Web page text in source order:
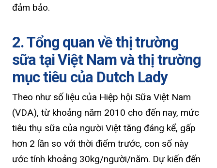
đảm bảo.
2. Tổng quan về thị trường
sữa tại Việt Nam và thị trường
mục tiêu của Dutch Lady
Theo như số liệu của Hiệp hội Sữa Việt Nam
(VDA), từ khoảng năm 2010 cho đến nay, mức
tiêu thụ sữa của người Việt tăng đáng kể, gấp
hơn 2 lần so với thời điểm trước, con số này
ước tính khoảng 30kg/người/năm. Dự kiến đến